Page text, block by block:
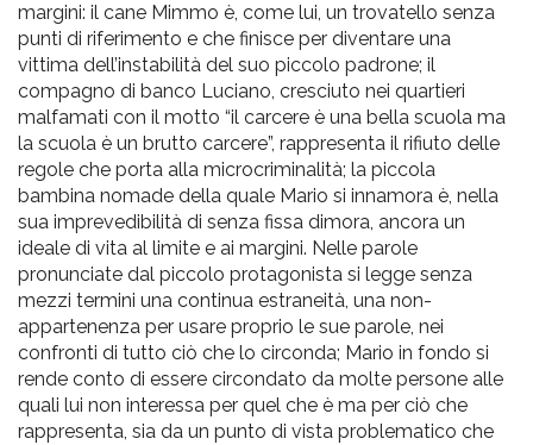
margini: il cane Mimmo è, come lui, un trovatello senza
punti di riferimento e che finisce per diventare una
vittima dell’instabilità del suo piccolo padrone; il
compagno di banco Luciano, cresciuto nei quartieri
malfamati con il motto “il carcere è una bella scuola ma
la scuola è un brutto carcere”, rappresenta il rifiuto delle
regole che porta alla microcriminalità; la piccola
bambina nomade della quale Mario si innamora è, nella
sua imprevedibilità di senza fissa dimora, ancora un
ideale di vita al limite e ai margini. Nelle parole
pronunciate dal piccolo protagonista si legge senza
mezzi termini una continua estraneità, una non-
appartenenza per usare proprio le sue parole, nei
confronti di tutto ciò che lo circonda; Mario in fondo si
rende conto di essere circondato da molte persone alle
quali lui non interessa per quel che è ma per ciò che
rappresenta, sia da un punto di vista problematico che